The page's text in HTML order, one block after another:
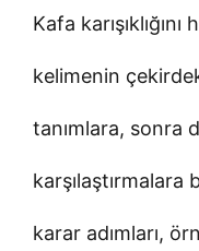
Kafa
kelimenin
tanımlara, sonra
karşılaştırmalara
karar adımları,